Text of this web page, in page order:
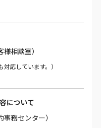
様相談室）
応しています。）
について
事務センター）